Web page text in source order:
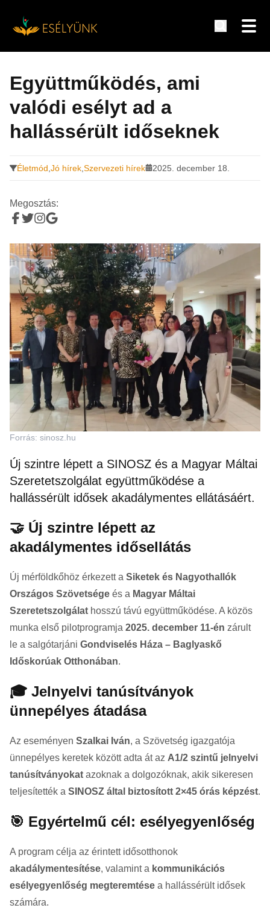
tartalomra
Együttműködés, ami
valódi esélyt ad a
hallássérült időseknek
Életmód Jó hírek Szervezeti hírek 2025. december 18.
Megosztás:
Forrás: sinosz.hu
Új szintre lépett a SINOSZ és a Magyar Máltai
Szeretetszolgálat együttműködése a
hallássérült idősek akadálymentes ellátásáért.
🤝 Új szintre lépett az
akadálymentes idősellátás
Új mérföldkőhöz érkezett a Siketek és Nagyothallók
Országos Szövetsége és a Magyar Máltai
Szeretetszolgálat hosszú távú együttműködése. A közös
munka első pilotprogramja 2025. december 11-én zárult
le a salgótarjáni Gondviselés Háza – Baglyaskő
Időskorúak Otthonában.
🎓 Jelnyelvi tanúsítványok
ünnepélyes átadása
Az eseményen Szalkai Iván, a Szövetség igazgatója
ünnepélyes keretek között adta át az A1/2 szintű jelnyelvi
tanúsítványokat azoknak a dolgozóknak, akik sikeresen
teljesítették a SINOSZ által biztosított 2×45 órás képzést.
🎯 Egyértelmű cél: esélyegyenlőség
A program célja az érintett idősotthonok
akadálymentesítése, valamint a kommunikációs
esélyegyenlőség megteremtése a hallássérült idősek
számára.